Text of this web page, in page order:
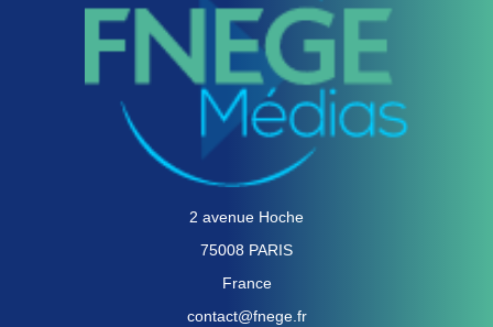
2 avenue Hoche
75008 PARIS
France
contact@fnege.fr